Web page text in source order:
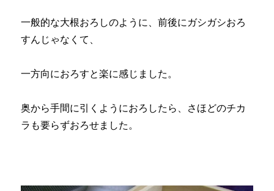
一般的な大根おろしのように、前後にガシガシおろ
すんじゃなくて、
一方向におろすと楽に感じました。
奥から手間に引くようにおろしたら、さほどのチカ
ラも要らずおろせました。